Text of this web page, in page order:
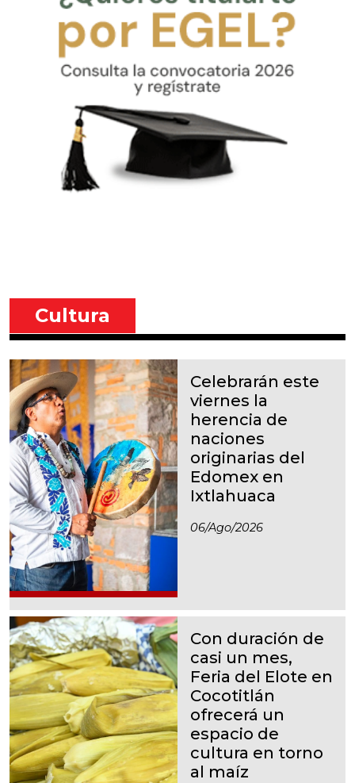
Cultura
Celebrarán este
viernes la
herencia de
naciones
originarias del
Edomex en
Ixtlahuaca
06/ago/2026
Con duración de
casi un mes,
Feria del Elote en
Cocotitlán
ofrecerá un
espacio de
cultura en torno
al maíz